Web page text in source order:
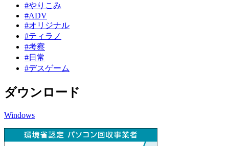
#やりこみ
#ADV
#オリジナル
#ティラノ
#考察
#日常
#デスゲーム
ダウンロード
Windows